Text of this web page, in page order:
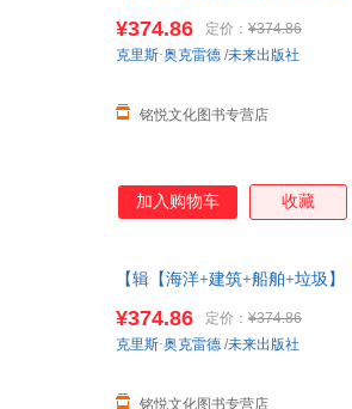
¥374.86 定价： ¥374.86
铭悦文化图书专营店
克里斯·奥克雷德 /未来出版社
加入购物车 收藏
【辑【海洋+建筑+船舶+垃圾
¥374.86 定价： ¥374.86
铭悦文化图书专营店
克里斯·奥克雷德 /未来出版社